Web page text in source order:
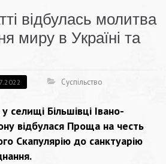
відбулась молитва
миру в Україні та
Суспільство
селищі Більшівці Івано-
відбулася Проща на честь
Скапулярію до санктуарію